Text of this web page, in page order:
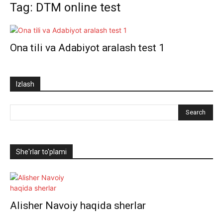
Tag: DTM online test
Ona tili va Adabiyot aralash test 1
Izlash
She'rlar to'plami
Alisher Navoiy haqida sherlar